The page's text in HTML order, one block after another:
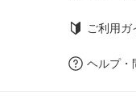
ご利用ガ
ヘルプ・